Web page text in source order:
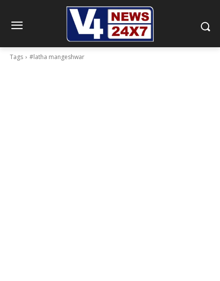
Tags #latha mangeshwar